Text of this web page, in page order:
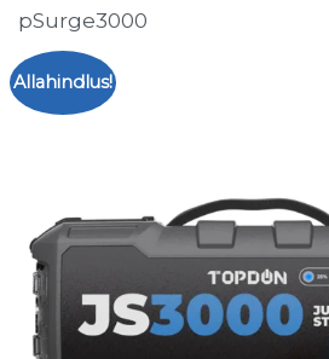
pSurge3000
Allahindlus!